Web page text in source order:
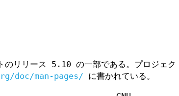
のリリース 5.10 の一部である。プロジェク
doc/man-pages/ に書かれている。